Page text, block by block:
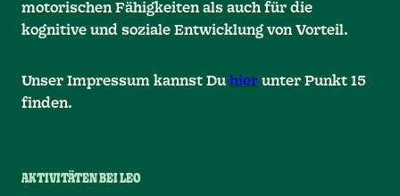
motorischen Fähigkeiten als auch für die
kognitive und soziale Entwicklung von Vorteil.
Unser Impressum kannst Du hier unter Punkt 15
finden.
AKTIVITÄTEN BEI LEO